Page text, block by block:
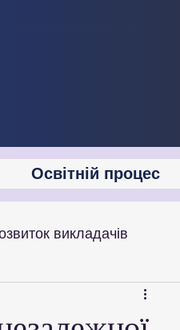
Освітній процес
викладачів